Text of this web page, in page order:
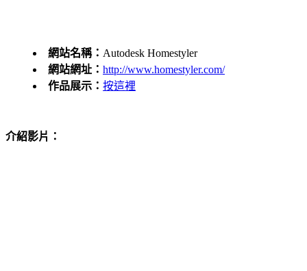
網站名稱： Autodesk Homestyler
網站網址： http://www.homestyler.com/
作品展示： 按這裡
介紹影片：